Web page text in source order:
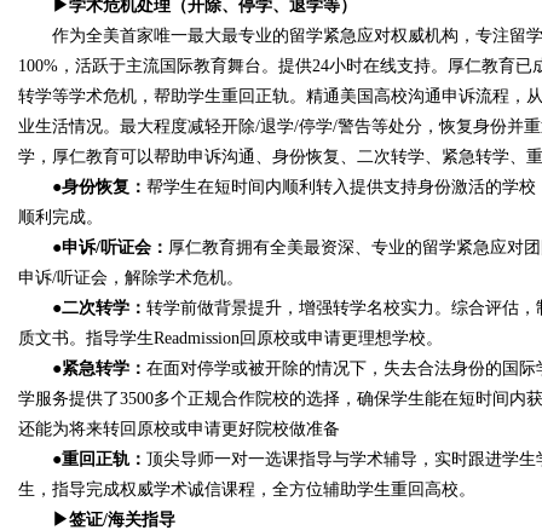
▶学术危机处理（开除、停学、退学等）
作为全美首家唯一最大最专业的留学紧急应对权威机构，专注留
100%，活跃于主流国际教育舞台。提供24小时在线支持。厚仁教育
转学等学术危机，帮助学生重回正轨。精通美国高校沟通申诉流程，
业生活情况。最大程度减轻开除/退学/停学/警告等处分，恢复身份并
学，厚仁教育可以帮助申诉沟通、身份恢复、二次转学、紧急转学、
●身份恢复： 帮学生在短时间内顺利转入提供支持身份激活的学
顺利完成。
●申诉/听证会： 厚仁教育拥有全美最资深、专业的留学紧急应对
申诉/听证会，解除学术危机。
●二次转学： 转学前做背景提升，增强转学名校实力。综合评估
质文书。指导学生Readmission回原校或申请更理想学校。
●紧急转学： 在面对停学或被开除的情况下，失去合法身份的国
学服务提供了3500多个正规合作院校的选择，确保学生能在短时间
还能为将来转回原校或申请更好院校做准备
●重回正轨： 顶尖导师一对一选课指导与学术辅导，实时跟进学
生，指导完成权威学术诚信课程，全方位辅助学生重回高校。
▶签证/海关指导